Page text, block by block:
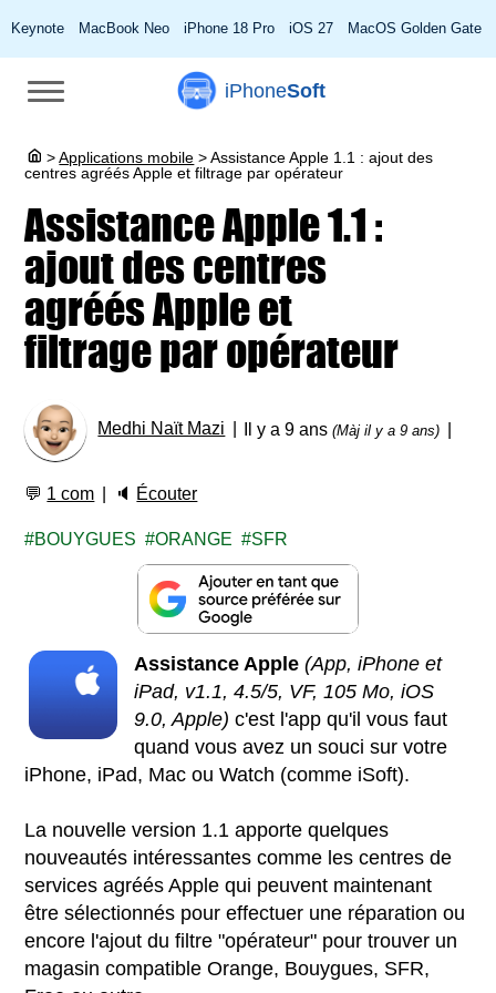
Keynote MacBook Neo iPhone 18 Pro iOS 27 MacOS Golden Gate
iPhoneSoft
> Applications mobile >Assistance Apple 1.1 : ajout des
centres agréés Apple et filtrage par opérateur
Assistance Apple 1.1 :
ajout des centres
agréés Apple et
filtrage par opérateur
Medhi Naït Mazi Il y a 9 ans(Màj il y a 9 ans)
💬 1 com 🔈 Écouter
BOUYGUES ORANGE SFR
Assistance Apple (App, iPhone et
iPad, v1.1, 4.5/5, VF, 105 Mo, iOS
9.0, Apple) c'est l'app qu'il vous faut
quand vous avez un souci sur votre
iPhone, iPad, Mac ou Watch (comme iSoft).
La nouvelle version 1.1 apporte quelques
nouveautés intéressantes comme les centres de
services agréés Apple qui peuvent maintenant
être sélectionnés pour effectuer une réparation ou
encore l'ajout du filtre "opérateur" pour trouver un
magasin compatible Orange, Bouygues, SFR,